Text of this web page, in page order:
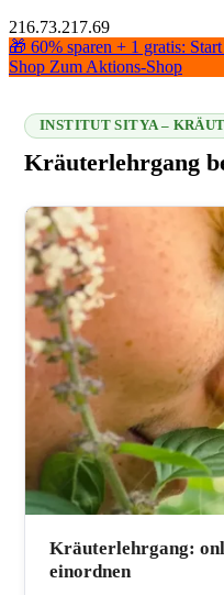
216.73.217.69
🎁 60% sparen + 1 gratis:
Shop Zum Aktions-Shop
INSTITUT SITYA –
Kräuterlehrgang
216.73.217.69 2026-08-10
Kräuterlehrgang:
einordnen